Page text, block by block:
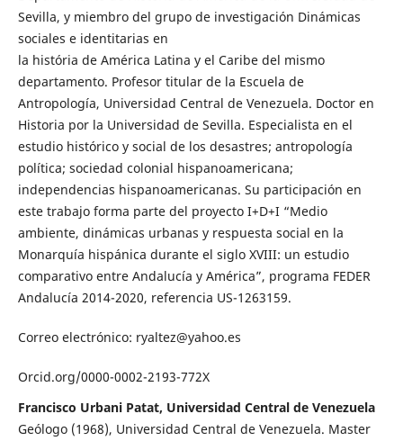
Sevilla, y miembro del grupo de investigación Dinámicas
sociales e identitarias en
la história de América Latina y el Caribe del mismo
departamento. Profesor titular de la Escuela de
Antropología, Universidad Central de Venezuela. Doctor en
Historia por la Universidad de Sevilla. Especialista en el
estudio histórico y social de los desastres; antropología
política; sociedad colonial hispanoamericana;
independencias hispanoamericanas. Su participación en
este trabajo forma parte del proyecto I+D+I “Medio
ambiente, dinámicas urbanas y respuesta social en la
Monarquía hispánica durante el siglo XVIII: un estudio
comparativo entre Andalucía y América”, programa FEDER
Andalucía 2014-2020, referencia US-1263159.
Correo electrónico: ryaltez@yahoo.es
Orcid.org/0000-0002-2193-772X
Francisco Urbani Patat, Universidad Central de Venezuela
Geólogo (1968), Universidad Central de Venezuela. Master